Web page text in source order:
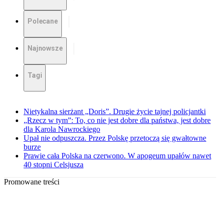
Polecane
Najnowsze
Tagi
Nietykalna sierżant „Doris”. Drugie życie tajnej policjantki
„Rzecz w tym”: To, co nie jest dobre dla państwa, jest dobre
dla Karola Nawrockiego
Upał nie odpuszcza. Przez Polskę przetoczą się gwałtowne
burze
Prawie cała Polska na czerwono. W apogeum upałów nawet
40 stopni Celsjusza
Promowane treści